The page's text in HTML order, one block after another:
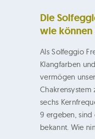
E
r
i
n
n
e
r
Die
wie können
Als Solfeggio
Klangfarben
vermögen
Chakrensystem
sechs
9 ergeben, sind
bekannt. Wie